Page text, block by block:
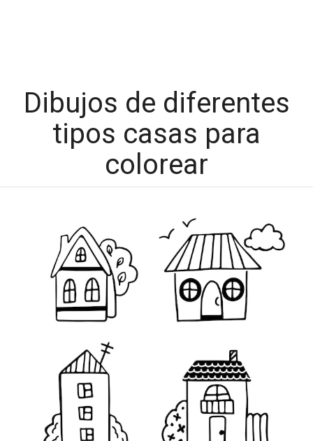
Dibujos de diferentes
tipos casas para
colorear